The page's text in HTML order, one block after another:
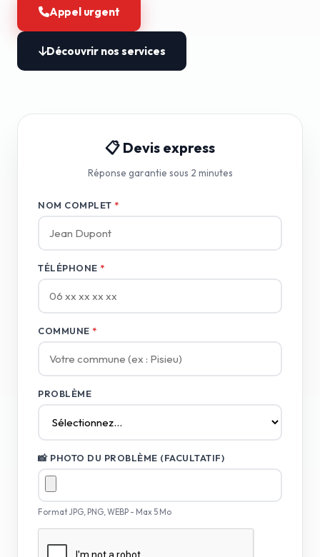
Appel urgent
Découvrir nos services
📋 Devis express
Réponse garantie sous 2 minutes
NOM COMPLET *
TÉLÉPHONE *
COMMUNE *
PROBLÈME
📸 PHOTO DU PROBLÈME (FACULTATIF)
Format JPG, PNG, WEBP - Max 5 Mo